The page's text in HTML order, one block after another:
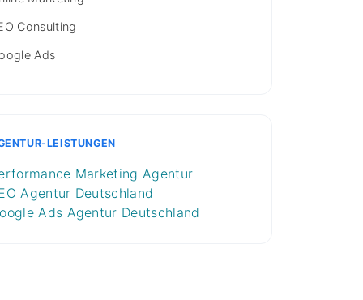
Consulting
Ads
LEISTUNGEN
Marketing Agentur
Agentur Deutschland
Ads Agentur Deutschland